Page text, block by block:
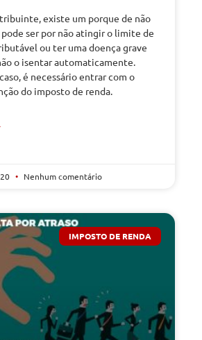
existe um porque de não
pode ser por não atingir o limite de
ou ter uma doença grave
o isentar automaticamente.
é necessário entrar com o
do imposto de renda.
Nenhum comentário
IMPOSTO DE RENDA